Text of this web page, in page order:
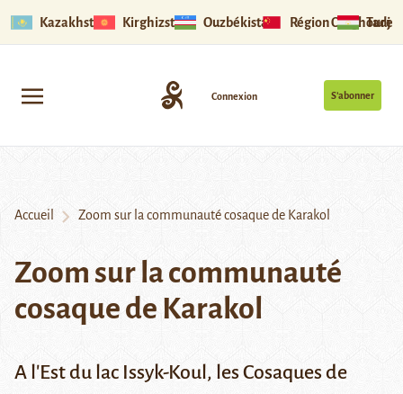
Kazakhstan Kirghizstan Ouzbékistan Région Ouïghoure
S’abonner
Connexion
Accueil Zoom sur la communauté cosaque de Karakol
Zoom sur la communauté
cosaque de Karakol
A l'Est du lac Issyk-Koul, les Cosaques de